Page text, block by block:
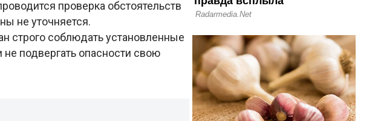
проверка обстоятельств
не уточняется.
строго соблюдать установленные
подвергать опасности свою